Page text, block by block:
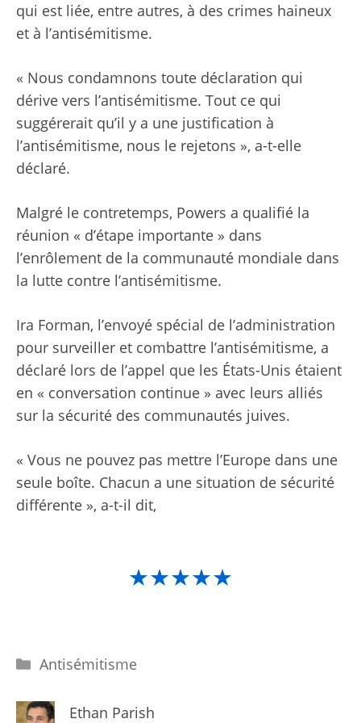
qui est liée, entre autres, à des crimes haineux
et à l’antisémitisme.
« Nous condamnons toute déclaration qui
dérive vers l’antisémitisme. Tout ce qui
suggérerait qu’il y a une justification à
l’antisémitisme, nous le rejetons », a-t-elle
déclaré.
Malgré le contretemps, Powers a qualifié la
réunion « d’étape importante » dans
l’enrôlement de la communauté mondiale dans
la lutte contre l’antisémitisme.
Ira Forman, l’envoyé spécial de l’administration
pour surveiller et combattre l’antisémitisme, a
déclaré lors de l’appel que les États-Unis étaient
en « conversation continue » avec leurs alliés
sur la sécurité des communautés juives.
« Vous ne pouvez pas mettre l’Europe dans une
seule boîte. Chacun a une situation de sécurité
différente », a-t-il dit,
★★★★★
Catégories
Antisémitisme
Ethan Parish